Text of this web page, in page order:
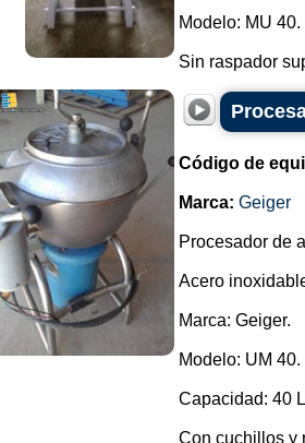
Modelo: MU 40.
Sin raspador
Código de
Marca: Geiger
Procesador de
Acero
Marca: Geiger.
Modelo: UM 40.
Capacidad: 40
Con cuchillos y